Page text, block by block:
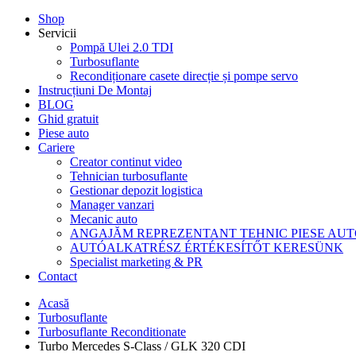
Shop
Servicii
Pompă Ulei 2.0 TDI
Turbosuflante
Recondiționare casete direcție și pompe servo
Instrucțiuni De Montaj
BLOG
Ghid gratuit
Piese auto
Cariere
Creator continut video
Tehnician turbosuflante
Gestionar depozit logistica
Manager vanzari
Mecanic auto
ANGAJĂM REPREZENTANT TEHNIC PIESE
AUTÓALKATRÉSZ ÉRTÉKESÍTŐT KERESÜNK
Specialist marketing & PR
Contact
Acasă
Turbosuflante
Turbosuflante Reconditionate
Turbo Mercedes S-Class / GLK 320 CDI